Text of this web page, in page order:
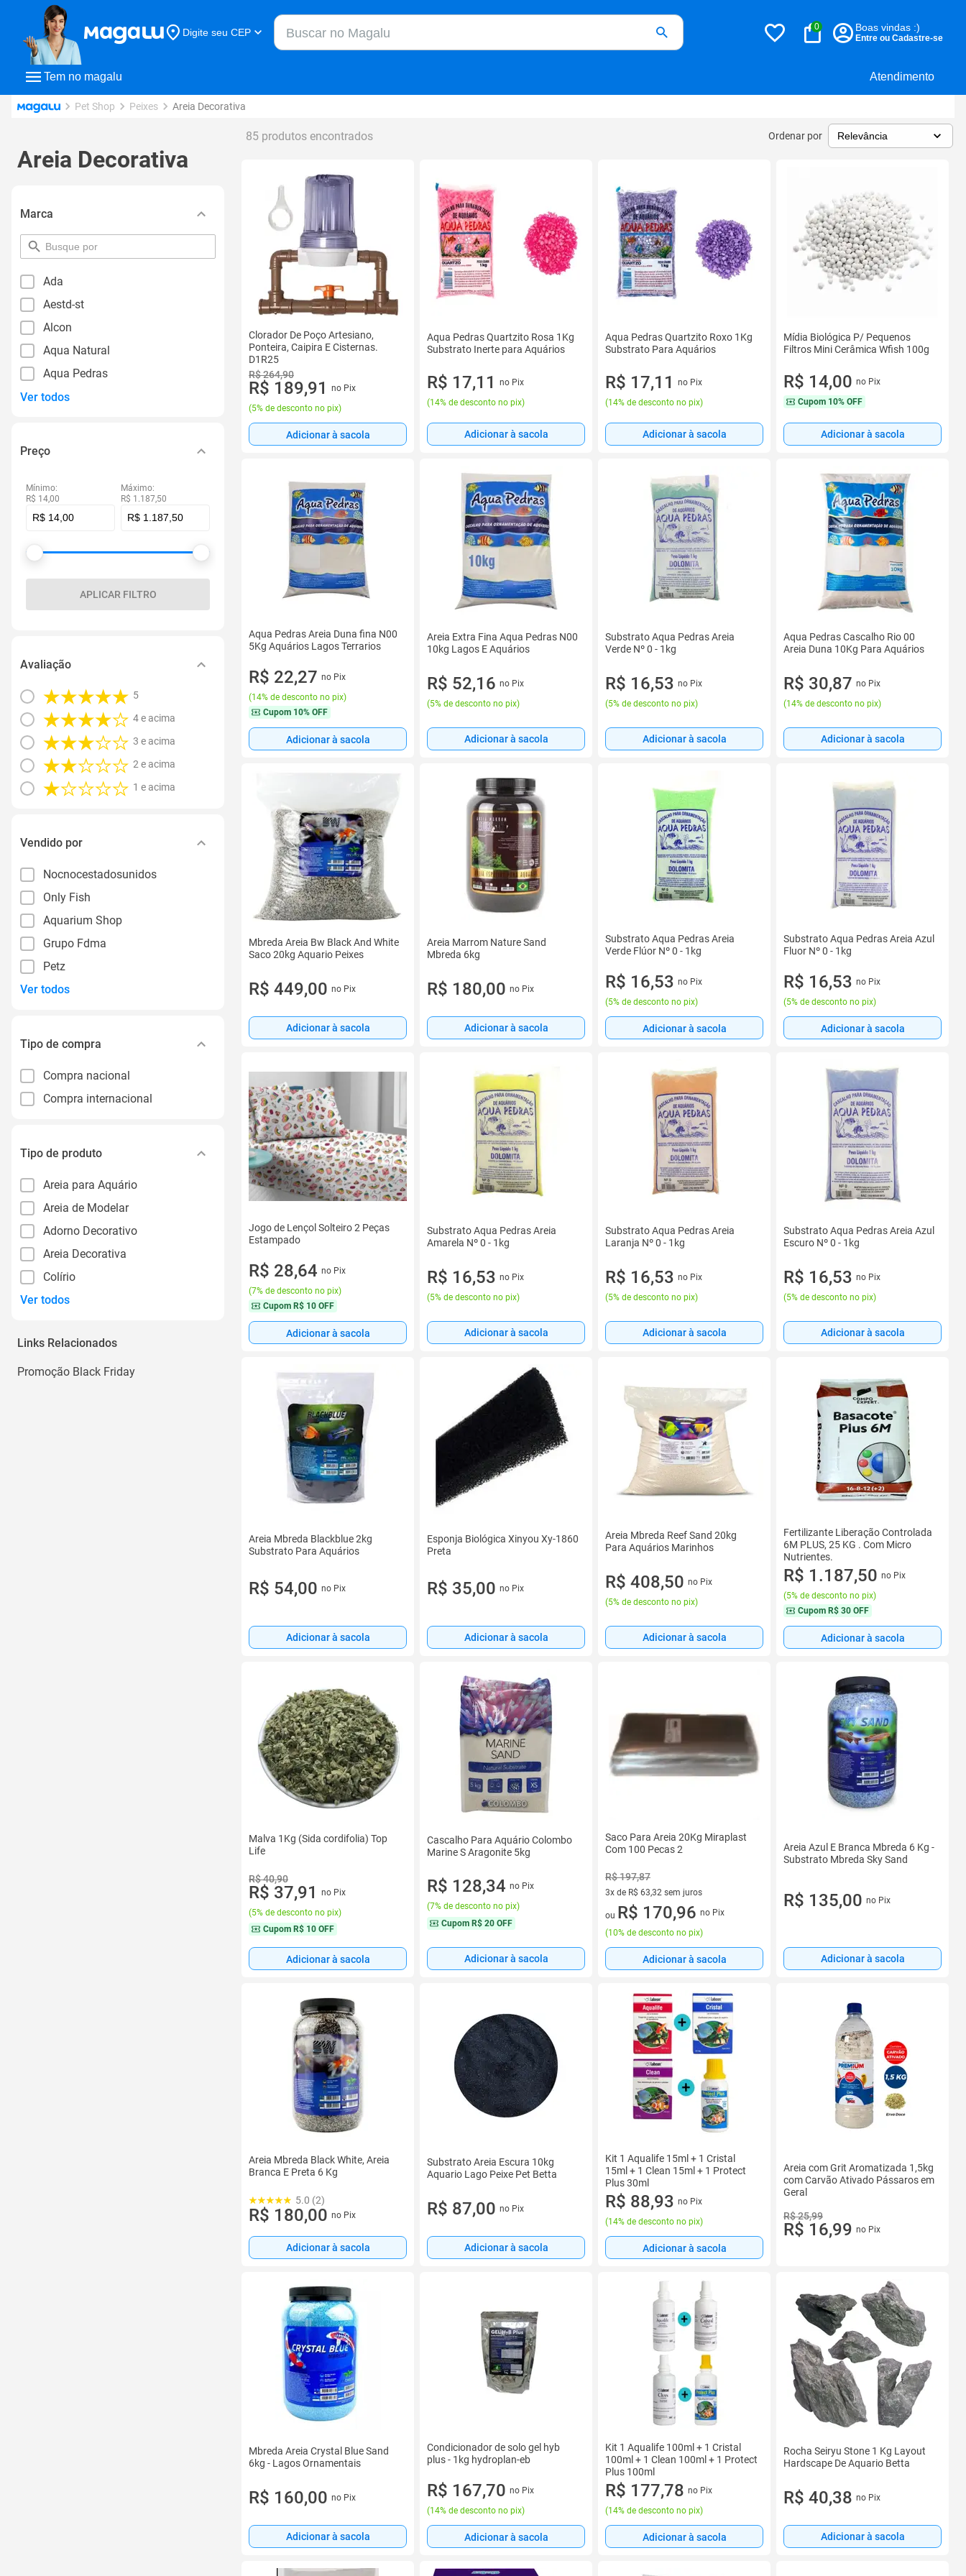
Tem no magalu Atendimento
Digite seu CEP
Buscar no Magalu
0 Boas vindas :)
Entre ou Cadastre-se
Pet Shop Peixes Areia Decorativa
Areia Decorativa
Marca
pesquisar
por
Ada
Aestd-st
Alcon
Aqua Natural
Aqua Pedras
Ver todos
Preço
Mínimo:
R$ 14,00
Máximo:
R$ 1.187,50
APLICAR FILTRO
Avaliação
5
4 e acima
3 e acima
2 e acima
1 e acima
Vendido por
Nocnocestadosunidos
Only Fish
Aquarium Shop
Grupo Fdma
Petz
Ver todos
Tipo de compra
Compra nacional
Compra internacional
Tipo de produto
Areia para Aquário
Areia de Modelar
Adorno Decorativo
Areia Decorativa
Colírio
Ver todos
Links Relacionados
Promoção Black Friday
85 produtos encontrados Ordenar por
Clorador De Poço Artesiano,
Ponteira, Caipira E Cisternas.
D1R25
R$ 264,90
R$ 189,91
no Pix
(5% de desconto no pix)
Adicionar à sacola
Aqua Pedras Quartzito Rosa 1Kg
Substrato Inerte para Aquários
R$ 17,11
no Pix
(14% de desconto no pix)
Adicionar à sacola
Aqua Pedras Quartzito Roxo 1Kg
Substrato Para Aquários
R$ 17,11
no Pix
(14% de desconto no pix)
Adicionar à sacola
Mídia Biológica P/ Pequenos
Filtros Mini Cerâmica Wfish 100g
R$ 14,00 no Pix
Cupom 10% OFF
Adicionar à sacola
Aqua Pedras Areia Duna fina N00
5Kg Aquários Lagos Terrarios
R$ 22,27 no Pix
(14% de desconto no pix)
Cupom 10% OFF
Adicionar à sacola
Areia Extra Fina Aqua Pedras N00
10kg Lagos E Aquários
R$ 52,16 no Pix
(5% de desconto no pix)
Adicionar à sacola
Substrato Aqua Pedras Areia
Verde Nº 0 - 1kg
R$ 16,53 no Pix
(5% de desconto no pix)
Adicionar à sacola
Aqua Pedras Cascalho Rio 00
Areia Duna 10Kg Para Aquários
R$ 30,87 no Pix
(14% de desconto no pix)
Adicionar à sacola
Mbreda Areia Bw Black And White
Saco 20kg Aquario Peixes
R$ 449,00 no Pix
Adicionar à sacola
Areia Marrom Nature Sand
Mbreda 6kg
R$ 180,00 no Pix
Adicionar à sacola
Substrato Aqua Pedras Areia
Verde Flúor Nº 0 - 1kg
R$ 16,53 no Pix
(5% de desconto no pix)
Adicionar à sacola
Substrato Aqua Pedras Areia Azul
Fluor Nº 0 - 1kg
R$ 16,53 no Pix
(5% de desconto no pix)
Adicionar à sacola
Jogo de Lençol Solteiro 2 Peças
Estampado
R$ 28,64 no Pix
(7% de desconto no pix)
Cupom R$ 10 OFF
Adicionar à sacola
Substrato Aqua Pedras Areia
Amarela Nº 0 - 1kg
R$ 16,53 no Pix
(5% de desconto no pix)
Adicionar à sacola
Substrato Aqua Pedras Areia
Laranja Nº 0 - 1kg
R$ 16,53 no Pix
(5% de desconto no pix)
Adicionar à sacola
Substrato Aqua Pedras Areia Azul
Escuro Nº 0 - 1kg
R$ 16,53 no Pix
(5% de desconto no pix)
Adicionar à sacola
Areia Mbreda Blackblue 2kg
Substrato Para Aquários
R$ 54,00 no Pix
Adicionar à sacola
Esponja Biológica Xinyou Xy-1860
Preta
R$ 35,00 no Pix
Adicionar à sacola
Areia Mbreda Reef Sand 20kg
Para Aquários Marinhos
R$ 408,50 no Pix
(5% de desconto no pix)
Adicionar à sacola
Fertilizante Liberação Controlada
6M PLUS, 25 KG . Com Micro
Nutrientes.
R$ 1.187,50 no Pix
(5% de desconto no pix)
Cupom R$ 30 OFF
Adicionar à sacola
Malva 1Kg (Sida cordifolia) Top
Life
R$ 40,90
R$ 37,91
no Pix
(5% de desconto no pix)
Cupom R$ 10 OFF
Adicionar à sacola
Cascalho Para Aquário Colombo
Marine S Aragonite 5kg
R$ 128,34 no Pix
(7% de desconto no pix)
Cupom R$ 20 OFF
Adicionar à sacola
Saco Para Areia 20Kg Miraplast
Com 100 Pecas 2
R$ 197,87
3x de R$ 63,32 sem juros
3 vez de R$ 63,32 sem juros
ou R$ 170,96 no Pix
(10% de desconto no pix)
Adicionar à sacola
Areia Azul E Branca Mbreda 6 Kg -
Substrato Mbreda Sky Sand
R$ 135,00 no Pix
Adicionar à sacola
Areia Mbreda Black White, Areia
Branca E Preta 6 Kg
5.0 (2)
R$ 180,00 no Pix
Adicionar à sacola
Substrato Areia Escura 10kg
Aquario Lago Peixe Pet Betta
R$ 87,00 no Pix
Adicionar à sacola
Kit 1 Aqualife 15ml + 1 Cristal
15ml + 1 Clean 15ml + 1 Protect
Plus 30ml
R$ 88,93 no Pix
(14% de desconto no pix)
Adicionar à sacola
Areia com Grit Aromatizada 1,5kg
com Carvão Ativado Pássaros em
Geral
R$ 25,99
R$ 16,99 no Pix
Mbreda Areia Crystal Blue Sand
6kg - Lagos Ornamentais
R$ 160,00 no Pix
Adicionar à sacola
Condicionador de solo gel hyb
plus - 1kg hydroplan-eb
R$ 167,70 no Pix
(14% de desconto no pix)
Adicionar à sacola
Kit 1 Aqualife 100ml + 1 Cristal
100ml + 1 Clean 100ml + 1 Protect
Plus 100ml
R$ 177,78 no Pix
(14% de desconto no pix)
Adicionar à sacola
Rocha Seiryu Stone 1 Kg Layout
Hardscape De Aquario Betta
R$ 40,38 no Pix
Adicionar à sacola